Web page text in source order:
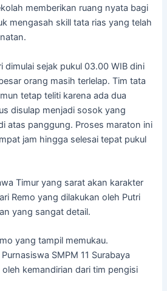
memberikan ruang nyata bagi
mengasah skill tata rias yang telah
dimulai sejak pukul 03.00 WIB dini
orang masih terlelap. Tim tata
tetap teliti karena ada dua
disulap menjadi sosok yang
atas panggung. Proses maraton ini
jam hingga selesai tepat pukul
Timur yang sarat akan karakter
Remo yang dilakukan oleh Putri
yang sangat detail.
yang tampil memukau.
SMPM 11 Surabaya
kemandirian dari tim pengisi